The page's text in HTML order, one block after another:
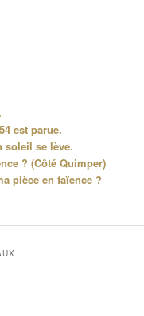
est parue.
soleil se lève.
? (Côté Quimper)
pièce en faïence ?